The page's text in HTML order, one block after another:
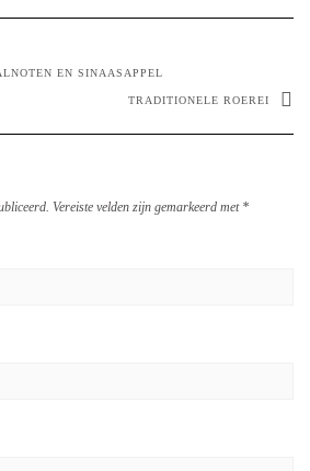
EN SINAASAPPEL
TRADITIONELE ROEREI
Vereiste velden zijn gemarkeerd met *